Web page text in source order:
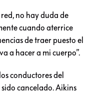
no hay duda de
cuando aterrice
de traer puesto el
a hacer a mi cuerpo”.
conductores del
cancelado. Aikins